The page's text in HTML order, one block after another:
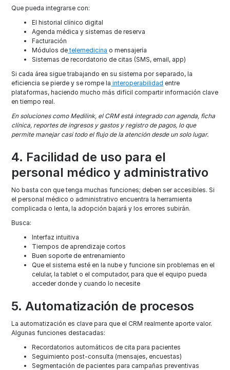
Que pueda integrarse con:
El historial clínico digital
Agenda médica y sistemas de reserva
Facturación
Módulos detelemedicina o mensajería
Sistemas de recordatorio de citas (SMS, email, app)
Si cada área sigue trabajando en su sistema por separado, la
eficiencia se pierde y se rompe la interoperabilidad entre
plataformas, haciendo mucho más difícil compartir información clave
en tiempo real.
En soluciones como Medilink, el CRM está integrado con agenda, ficha
clínica, reportes de ingresos y gastos y registro de pagos, lo que
permite manejar casi todo el flujo de la atención desde un solo lugar.
4. Facilidad de uso para el
personal médico y administrativo
No basta con que tenga muchas funciones; deben ser accesibles. Si
el personal médico o administrativo encuentra la herramienta
complicada o lenta, la adopción bajará y los errores subirán.
Busca:
Interfaz intuitiva
Tiempos de aprendizaje cortos
Buen soporte de entrenamiento
Que el sistema esté en la nube y funcione sin problemas en el
celular, la tablet o el computador, para que el equipo pueda
acceder donde y cuando lo necesite
5. Automatización de procesos
La automatización es clave para que el CRM realmente aporte valor.
Algunas funciones destacadas:
Recordatorios automáticos de cita para pacientes
Seguimiento post-consulta (mensajes, encuestas)
Segmentación de pacientes para campañas preventivas